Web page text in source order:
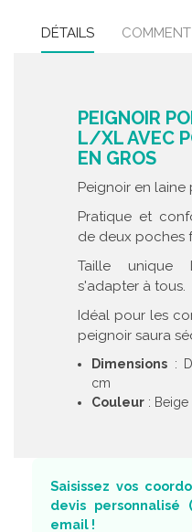
DÉTAILS
PEIGNOIR
L/XL AVEC
EN GROS
Peignoir en laine
Pratique et
de deux poches
Taille unique
s'adapter à tous.
Idéal pour les
peignoir saura
Dimensions :
cm
Couleur : Beige
Saisissez vos
devis
email !